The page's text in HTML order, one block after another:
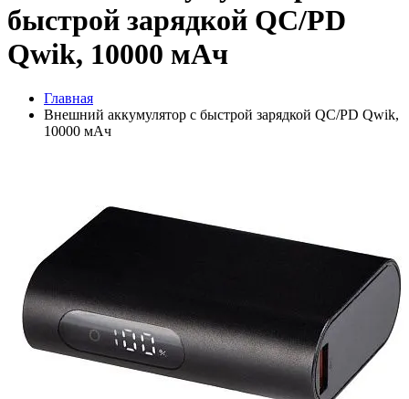
быстрой зарядкой QC/PD
Qwik, 10000 мАч
Главная
Внешний аккумулятор с быстрой зарядкой QC/PD Qwik,
10000 мАч